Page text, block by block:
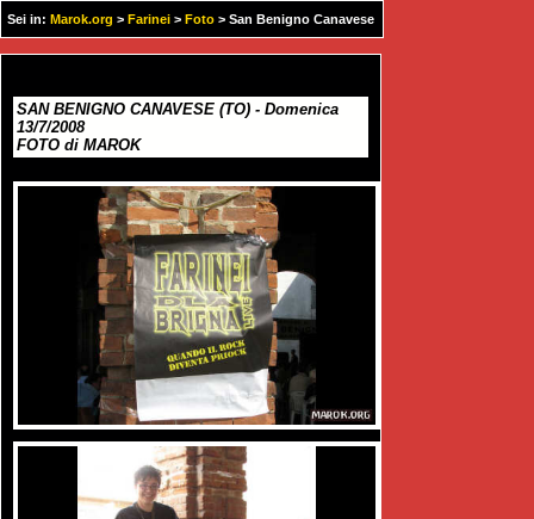
Sei in: Marok.org > Farinei > Foto > San Benigno Canavese
2008
SAN BENIGNO CANAVESE (TO) - Domenica
13/7/2008
FOTO di MAROK